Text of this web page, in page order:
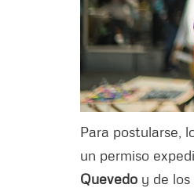
Para postularse,
un permiso
Quevedo y de